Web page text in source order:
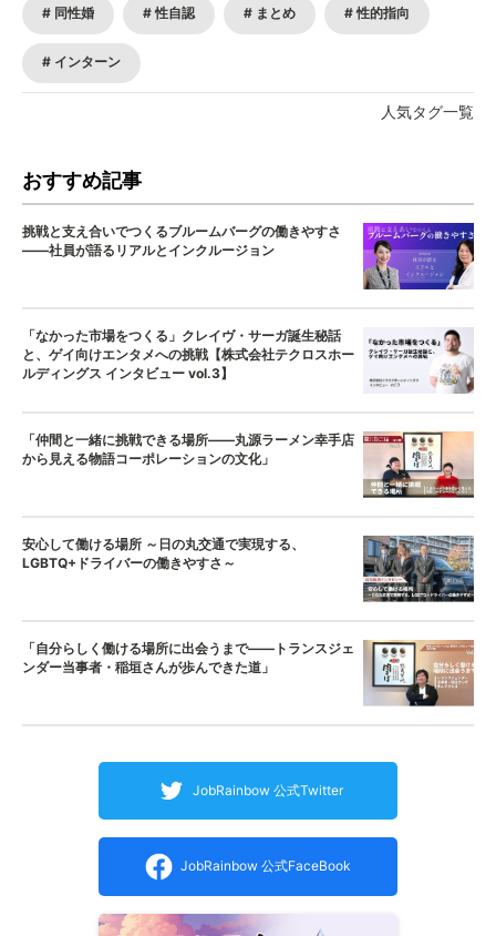
同性婚 性自認 まとめ 性的指向
インターン
人気タグ一覧
おすすめ記事
挑戦と支え合いでつくるブルームバーグの働きやすさ
——社員が語るリアルとインクルージョン
「なかった市場をつくる」クレイヴ・サーガ誕生秘話
と、ゲイ向けエンタメへの挑戦【株式会社テクロスホー
ルディングス インタビュー vol.3】
「仲間と一緒に挑戦できる場所——丸源ラーメン幸手店
から見える物語コーポレーションの文化」
安心して働ける場所 ～日の丸交通で実現する、
LGBTQ+ドライバーの働きやすさ～
「自分らしく働ける場所に出会うまで——トランスジェ
ンダー当事者・稲垣さんが歩んできた道」
JobRainbow 公式Twitter
JobRainbow 公式FaceBook